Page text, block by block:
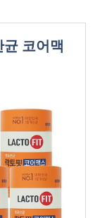
코어맥